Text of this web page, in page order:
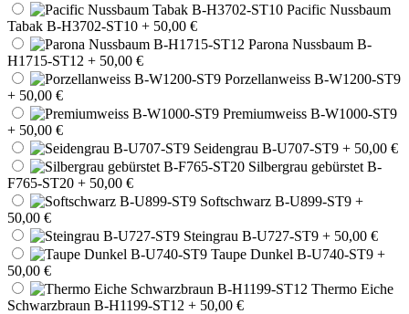
Pacific Nussbaum
Tabak B-H3702-ST10 + 50,00 €
Parona Nussbaum B-
H1715-ST12 + 50,00 €
Porzellanweiss B-W1200-ST9
+ 50,00 €
Premiumweiss B-W1000-ST9
+ 50,00 €
Seidengrau B-U707-ST9 + 50,00 €
Silbergrau gebürstet B-
F765-ST20 + 50,00 €
Softschwarz B-U899-ST9 +
50,00 €
Steingrau B-U727-ST9 + 50,00 €
Taupe Dunkel B-U740-ST9 +
50,00 €
Thermo Eiche
Schwarzbraun B-H1199-ST12 + 50,00 €